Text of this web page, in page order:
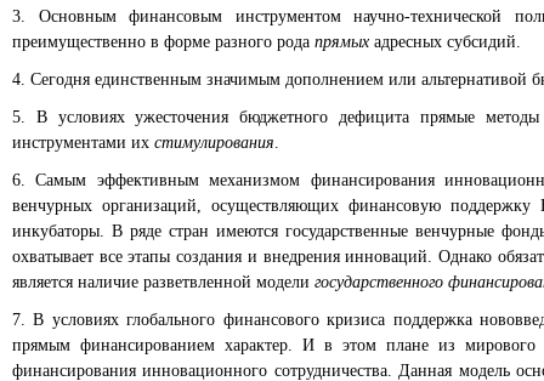
3. Основным финансовым инструментом научно-технической
преимущественно в форме разного рода прямых адресных субсидий.
4. Сегодня единственным значимым дополнением или альтернативой
5. В условиях ужесточения бюджетного дефицита прямые
инструментами их стимулирования.
6. Самым эффективным механизмом финансирования
венчурных организаций, осуществляющих финансовую
инкубаторы. В ряде стран имеются государственные венчурные
охватывает все этапы создания и внедрения инноваций. Однако
является наличие разветвленной модели государственного
7. В условиях глобального финансового кризиса поддержка
прямым финансированием характер. И в этом плане из
финансирования инновационного сотрудничества. Данная модель